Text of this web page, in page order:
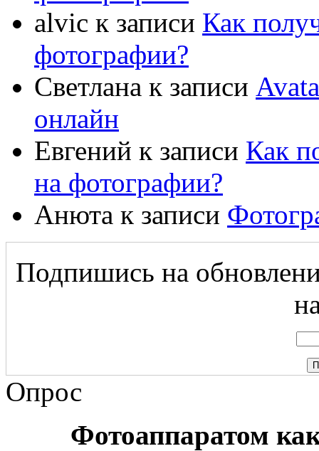
alvic к записи Как
фотографии?
Светлана к записи
онлайн
Евгений к записи Как
на фотографии?
Анюта к записи
Подпишись на
Опрос
Фотоаппаратом